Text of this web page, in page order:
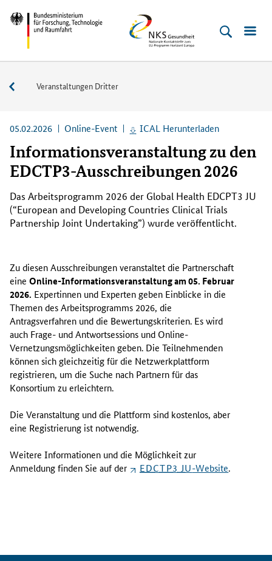
Direkt
zum
Inhalt
(Eingabetaste)
Direkt
zum
Hauptmenu
(Eingabetaste)
Direkt
zur
Suche
(Eingabetaste)
Direkt
zur
Fußleiste
(Enter)
Bundesministerium
und
NKS
Gesundheit
Veranstaltungen
Veranstaltungen Dritter
05.02.2026 Online-Event ICAL Herunterladen
Informationsveranstaltung zu den
EDCTP3-Ausschreibungen 2026
Das Arbeitsprogramm 2026 der Global Health EDCPT3 JU
(“European and Developing Countries Clinical Trials
Partnership Joint Undertaking”) wurde veröffentlicht.
Zu diesen Ausschreibungen veranstaltet die Partnerschaft
eine Online-Informationsveranstaltung am 05. Februar
2026. Expertinnen und Experten geben Einblicke in die
Themen des Arbeitsprogramms 2026, die
Antragsverfahren und die Bewertungskriterien. Es wird
auch Frage- und Antwortsessions und Online-
Vernetzungsmöglichkeiten geben. Die Teilnehmenden
können sich gleichzeitig für die Netzwerkplattform
registrieren, um die Suche nach Partnern für das
Konsortium zu erleichtern.
Die Veranstaltung und die Plattform sind kostenlos, aber
eine Registrierung ist notwendig.
Weitere Informationen und die Möglichkeit zur
Anmeldung finden Sie auf der
EDCTP3 JU-Website.